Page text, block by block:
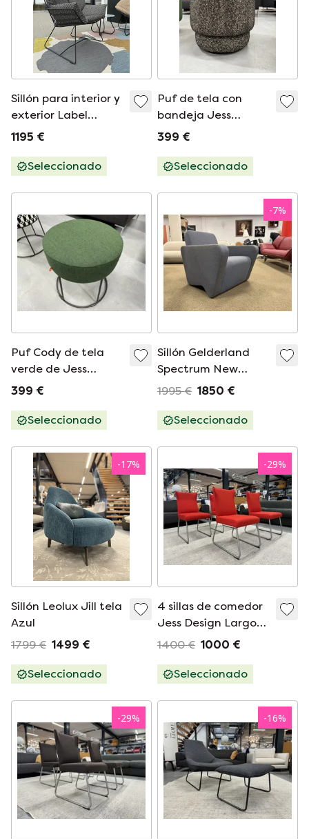
Sillón para interior y
exterior Label
Gustav
1195 €
Seleccionado
Puf de tela con
bandeja Jess
Design
399 €
Seleccionado
Puf Cody de tela
verde de Jess
Design
399 €
Seleccionado
-7%
Sillón Gelderland
Spectrum New
Amsterdam
1995 € 1850 €
Seleccionado
-17%
Sillón Leolux Jill tela
Azul
1799 € 1499 €
Seleccionado
-29%
4 sillas de comedor
Jess Design Largo
rojas
1400 € 1000 €
Seleccionado
-29% -16%